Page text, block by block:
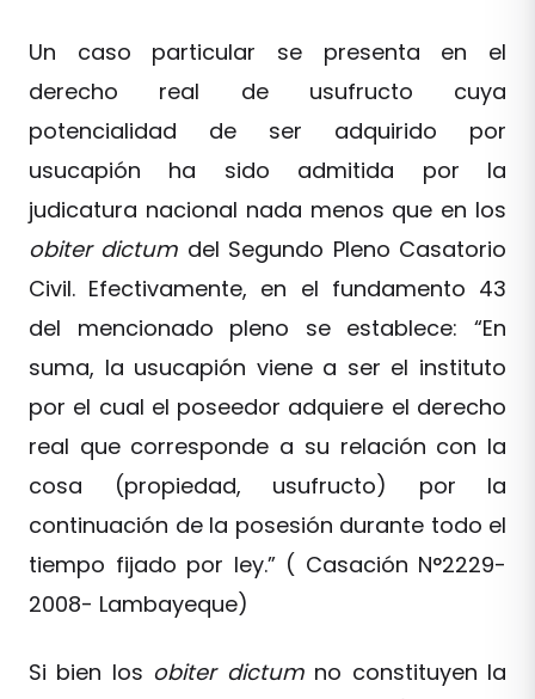
Un caso particular se presenta en el
derecho real de usufructo cuya
potencialidad de ser adquirido por
usucapión ha sido admitida por la
judicatura nacional nada menos que en los
obiter dictum del Segundo Pleno Casatorio
Civil. Efectivamente, en el fundamento 43
del mencionado pleno se establece: “En
suma, la usucapión viene a ser el instituto
por el cual el poseedor adquiere el derecho
real que corresponde a su relación con la
cosa (propiedad, usufructo) por la
continuación de la posesión durante todo el
tiempo fijado por ley.” ( Casación N°2229-
2008- Lambayeque)
Si bien los obiter dictumno constituyen la